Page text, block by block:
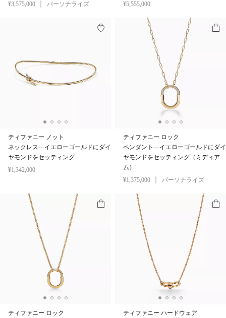
¥3,575,000
パーソナライズ
¥5,555,000
ティファニー ノット
ネックレス—イエローゴールドにダイ
ヤモンドをセッティング
¥1,342,000
ティファニー ロック
ペンダント—イエローゴールドにダイ
ヤモンドをセッティング（ミディア
ム）
¥1,375,000
パーソナライズ
ティファニー ロック
ティファニー ハードウェア